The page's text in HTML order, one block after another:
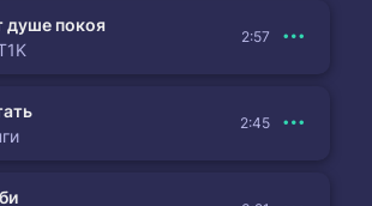
душе покоя
2:57
2:45